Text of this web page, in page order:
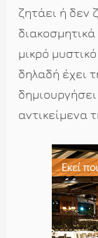
ζητάει ή δεν
μικρό
δηλαδή έχει
αντικείμενα